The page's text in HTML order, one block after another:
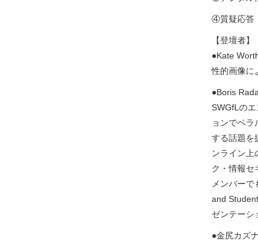
④質疑応答
【登壇者】
●Kate
性的画像に
●Boris
SWGfLの
ョンでベ
する話題を
ンライン上
ク・情報セ
メンバーで
and
ゼンテーシ
●金尻カズナ